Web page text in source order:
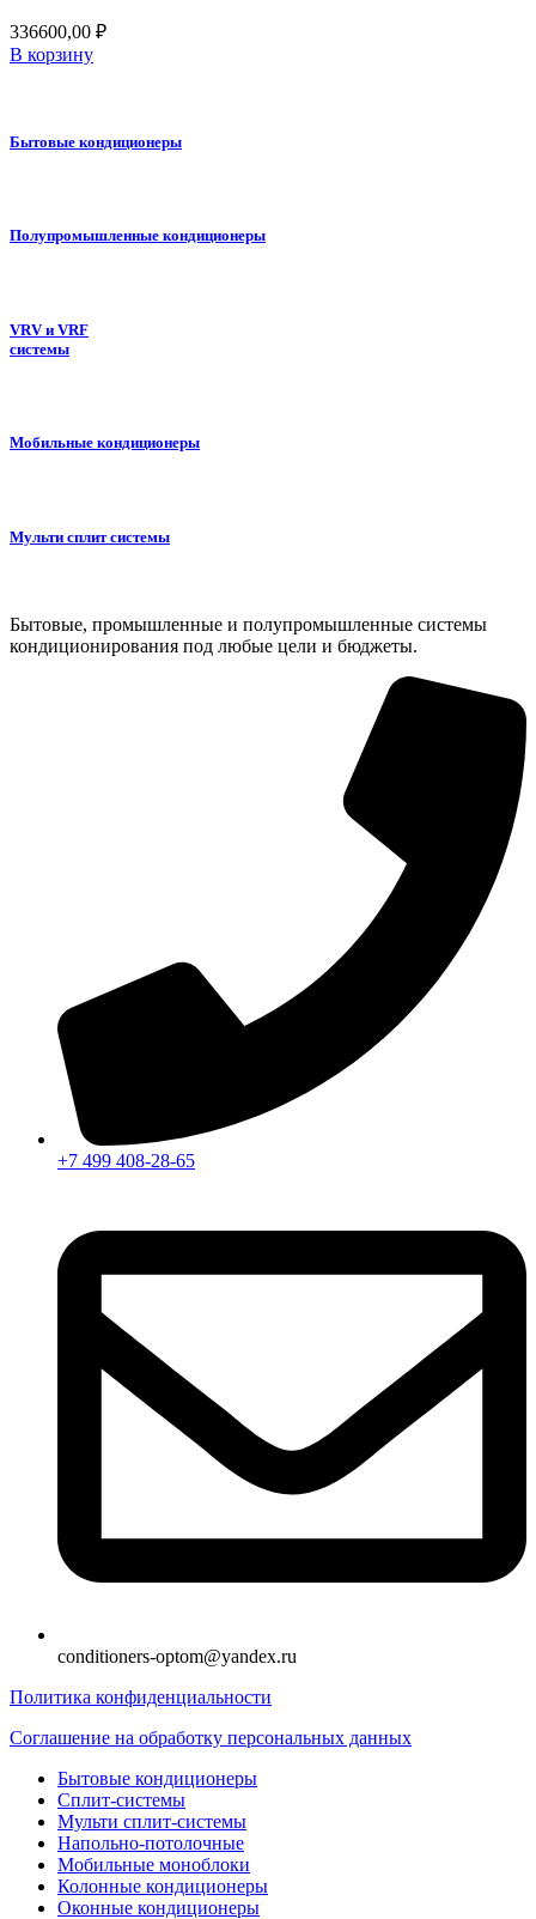
336600,00 ₽
В корзину
Бытовые кондиционеры
Полупромышленные кондиционеры
VRV и VRF
системы
Мобильные кондиционеры
Мульти сплит системы
Бытовые, промышленные и полупромышленные системы
кондиционирования под любые цели и бюджеты.
+7 499 408-28-65
conditioners-optom@yandex.ru
Политика конфиденциальности
Соглашение на обработку персональных данных
Бытовые кондиционеры
Сплит-системы
Мульти сплит-системы
Напольно-потолочные
Мобильные моноблоки
Колонные кондиционеры
Оконные кондиционеры